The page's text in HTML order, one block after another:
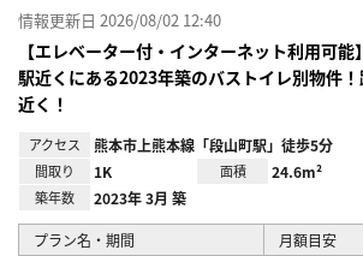
情報更新日 2026/08/02 12:40
【エレベーター付・インターネット利用可
駅近くにある2023年築のバストイレ別物件
近く！
アクセス 熊本市上熊本線「段山町駅」徒歩5分
間取り 1K 面積 24.6m²
築年数 2023年 3月 築
プラン名・期間 月額目安